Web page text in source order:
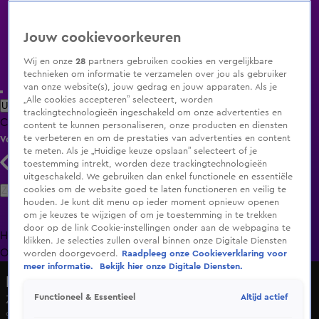
Uitzending Gemist Populaire programma's Zenders Genres
ClipsFilmsRadioSmart TV inlogShop
Volg KIJK
Zoeken
HomeUitzending Gemist Programma's De Bondgenoten
OranjezomerLivestreamsShop
Zwaar ongeluk op A12 door mogelijke spookrijder
9 mei 2025, 23:06
Jouw cookievoorkeuren
Wij en onze28 partners gebruiken cookies en vergelijkbare
technieken om informatie te verzamelen over jou als gebruiker
van onze website(s), jouw gedrag en jouw apparaten. Als je
„Alle cookies accepteren” selecteert, worden
trackingtechnologieën ingeschakeld om onze advertenties en
content te kunnen personaliseren, onze producten en diensten
te verbeteren en om de prestaties van advertenties en content
te meten. Als je „Huidige keuze opslaan” selecteert of je
toestemming intrekt, worden deze trackingtechnologieën
uitgeschakeld. We gebruiken dan enkel functionele en essentiële
cookies om de website goed te laten functioneren en veilig te
houden. Je kunt dit menu op ieder moment opnieuw openen
om je keuzes te wijzigen of om je toestemming in te trekken
door op de link Cookie-instellingen onder aan de webpagina te
klikken. Je selecties zullen overal binnen onze Digitale Diensten
worden doorgevoerd.
Raadpleeg onze Cookieverklaring voor
meer informatie.
Bekijk hier onze Digitale Diensten.
Functioneel & Essentieel Altijd actief